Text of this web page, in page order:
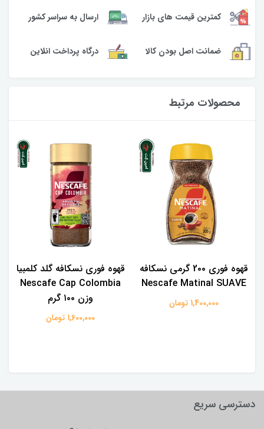
کمترین قیمت های بازار ارسال به سراسر کشور
ضمانت اصل بودن کالا درگاه پرداخت انلاین
محصولات مرتبط
قهوه فوری 2۰۰ گرمی نسکافه
Nescafe Matinal SUAVE
1,400,000 تومان
قهوه فوری نسکافه گلد کلمبیا
Nescafe Cap Colombia
وزن ۱۰۰ گرم
1,600,000 تومان
دسترسی سریع